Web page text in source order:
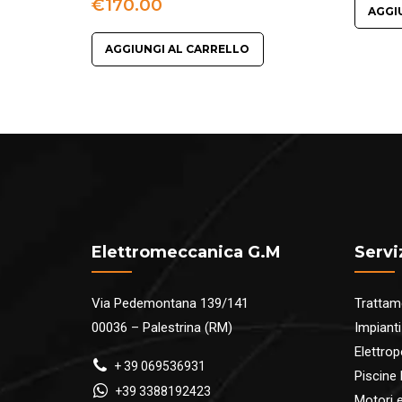
€170.00
AGGIUNGI AL CARRELLO
Elettromeccanica G.M
Via Pedemontana 139/141
00036 – Palestrina (RM)
+ 39 069536931
+39 3388192423
Piscine